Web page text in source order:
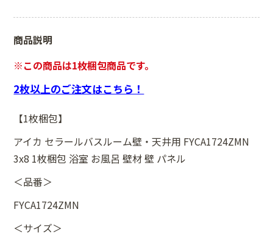
商品説明
※この商品は1枚梱包商品です。
2枚以上のご注文はこちら！
【1枚梱包】
アイカ セラールバスルーム壁・天井用 FYCA1724ZMN
3x8 1枚梱包 浴室 お風呂 壁材 壁 パネル
＜品番＞
FYCA1724ZMN
＜サイズ＞